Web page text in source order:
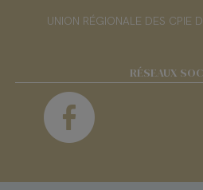
UNION RÉGIONALE DES CPIE
RÉSEAUX